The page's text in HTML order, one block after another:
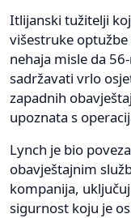
Itlijanski tužitelji
višestruke
nehaja misle da
sadržavati vrlo
zapadnih
upoznata s
Lynch je bio
obavještajnim
kompanija,
sigurnost koju je